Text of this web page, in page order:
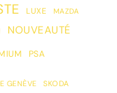
LUXE MAZDA
NOUVEAUTÉ
PSA
GENÈVE SKODA